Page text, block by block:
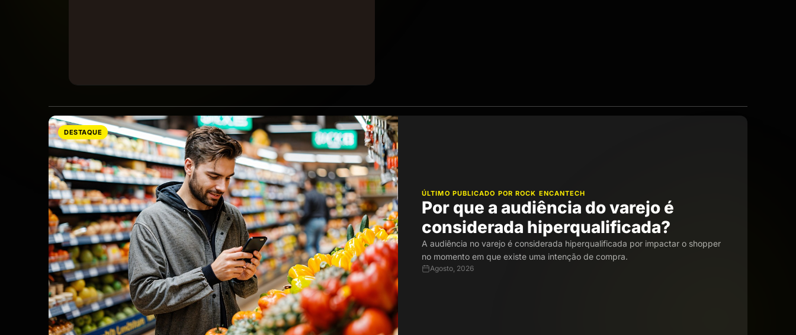
DESTAQUE
ÚLTIMO PUBLICADO POR ROCK ENCANTECH
Por que a audiência do varejo é
considerada hiperqualificada?
A audiência no varejo é considerada hiperqualificada por impactar o shopper
no momento em que existe uma intenção de compra.
Agosto, 2026